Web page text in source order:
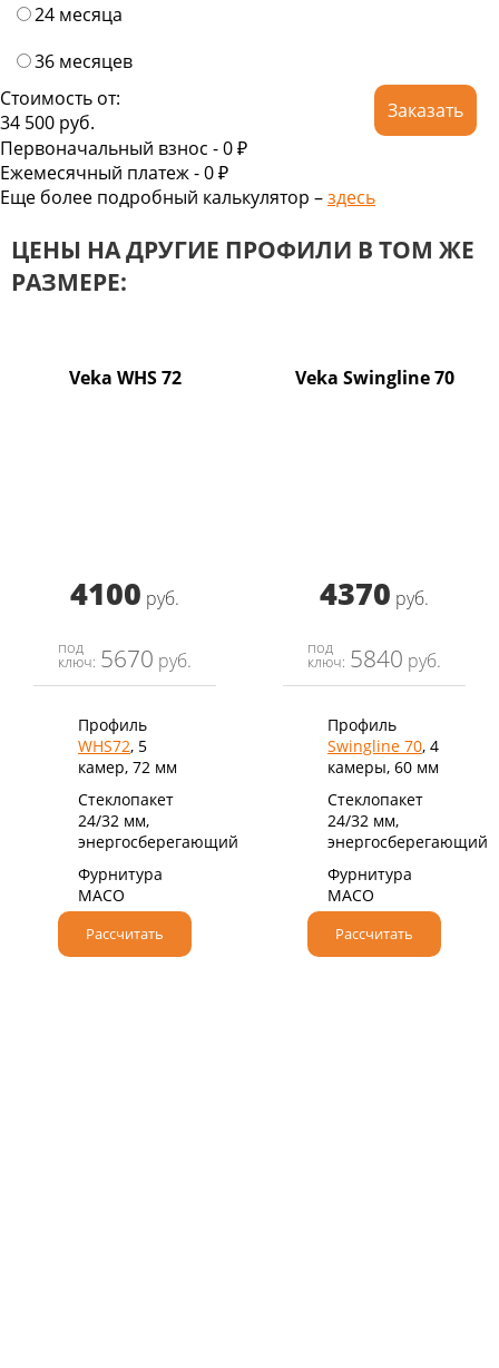
24 месяца
36 месяцев
Стоимость от:
34 500 руб.
Заказать
Первоначальный взнос -0 ₽
Ежемесячный платеж -0₽
Еще более подробный калькулятор –здесь
ЦЕНЫ НА ДРУГИЕ ПРОФИЛИ В ТОМ ЖЕ
РАЗМЕРЕ:
Veka WHS 72
4100 руб.
под
ключ: 5670 руб.
Профиль
WHS72, 5
камер, 72 мм
Стеклопакет
24/32 мм,
энергосберегающий
Фурнитура
MACO
Рассчитать
Veka Swingline 70
4370 руб.
под
ключ: 5840 руб.
Профиль
Swingline 70, 4
камеры, 60 мм
Стеклопакет
24/32 мм,
энергосберегающий
Фурнитура
MACO
Рассчитать